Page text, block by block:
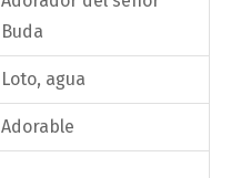
Buda
Loto, agua
Adorable